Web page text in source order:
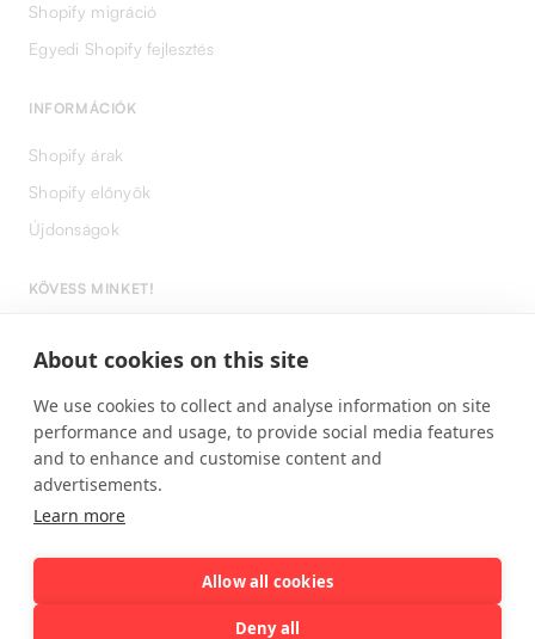
About cookies on this site
We use cookies to collect and analyse information on site
performance and usage, to provide social media features
and to enhance and customise content and
advertisements.
Learn more
Allow all cookies
Deny all
Shopify migráció
Egyedi Shopify fejlesztés
INFORMÁCIÓK
Shopify árak
Shopify előnyök
Újdonságok
KÖVESS MINKET!
Facebook
For English version please click here!